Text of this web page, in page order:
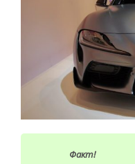
Факт!